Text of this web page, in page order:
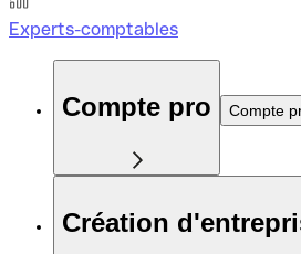
Experts-comptables
Compte pro Compte
Création